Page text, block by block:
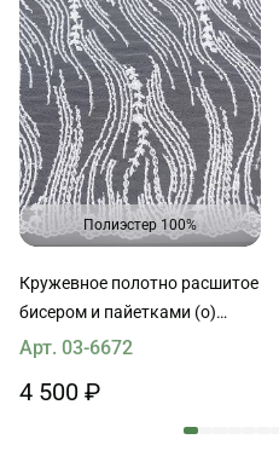
Полиэстер 100%
Кружевное полотно расшитое
бисером и пайетками (о)
белое
Арт. 03-6672
4 500 ₽